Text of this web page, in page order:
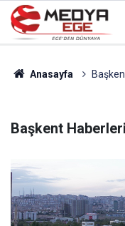
Anasayfa
Başkent Haberleri